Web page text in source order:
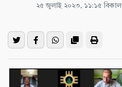
২৫ জুলাই ২০২৩, ১১:১৫ বিকাল